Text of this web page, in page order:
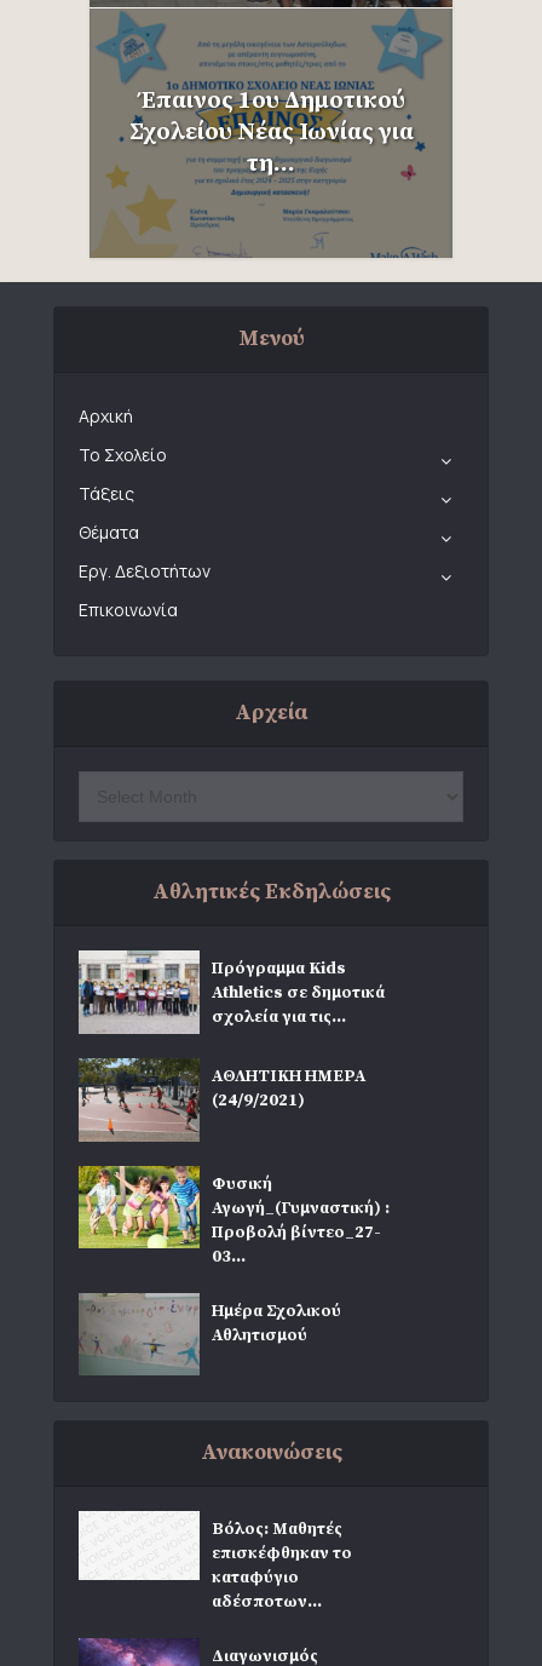
Έπαινος 1ου Δημοτικού
Σχολείου Νέας Ιωνίας για
τη...
Μενού
Αρχική
Το Σχολείο
Τάξεις
Θέματα
Εργ. Δεξιοτήτων
Επικοινωνία
Αρχεία
Αθλητικές Εκδηλώσεις
Πρόγραμμα Kids
Athletics σε δημοτικά
σχολεία για τις...
ΑΘΛΗΤΙΚΗ ΗΜΕΡΑ
(24/9/2021)
Φυσική
Αγωγή_(Γυμναστική) :
Προβολή βίντεο_27-
03...
Ημέρα Σχολικού
Αθλητισμού
Ανακοινώσεις
Βόλος: Μαθητές
επισκέφθηκαν το
καταφύγιο
αδέσποτων...
Διαγωνισμός